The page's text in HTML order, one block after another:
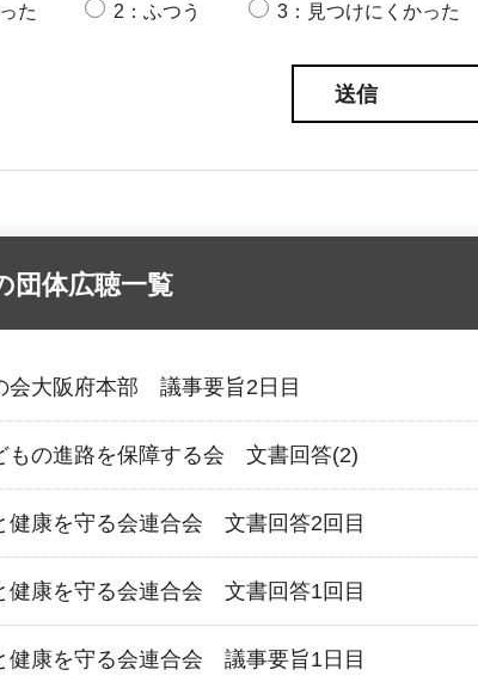
た 2：ふつう 3：見つけにくかった
団体広聴一覧
会大阪府本部 議事要旨2日目
もの進路を保障する会 文書回答(2)
健康を守る会連合会 文書回答2回目
健康を守る会連合会 文書回答1回目
健康を守る会連合会 議事要旨1日目